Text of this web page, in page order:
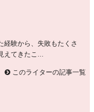
経験から、失敗もたくさ
えてきたこ...
このライターの記事一覧